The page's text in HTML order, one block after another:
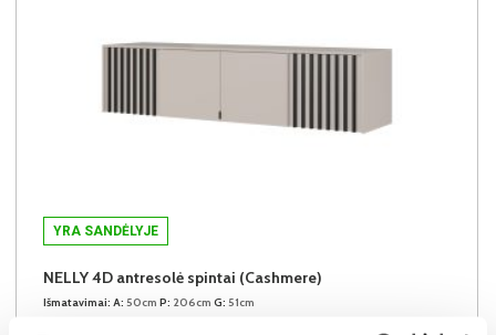
YRA SANDĖLYJE
NELLY 4D antresolė spintai (Cashmere)
Išmatavimai: A: 50cm P: 206cm G: 51cm